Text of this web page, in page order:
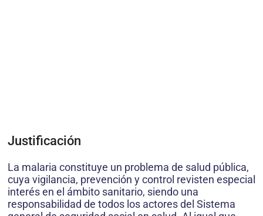
Justificación
La malaria constituye un problema de salud pública,
cuya vigilancia, prevención y control revisten especial
interés en el ámbito sanitario, siendo una
responsabilidad de todos los actores del Sistema